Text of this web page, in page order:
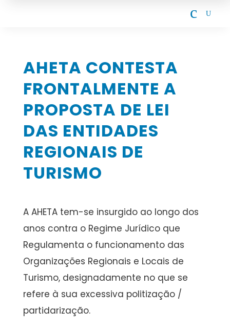
c U
AHETA CONTESTA
FRONTALMENTE A
PROPOSTA DE LEI
DAS ENTIDADES
REGIONAIS DE
TURISMO
A AHETA tem-se insurgido ao longo dos
anos contra o Regime Jurídico que
Regulamenta o funcionamento das
Organizações Regionais e Locais de
Turismo, designadamente no que se
refere à sua excessiva politização /
partidarização.